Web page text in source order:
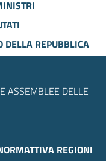
DELLA REPUBBLICA
ASSEMBLEE DELLE
REGIONI